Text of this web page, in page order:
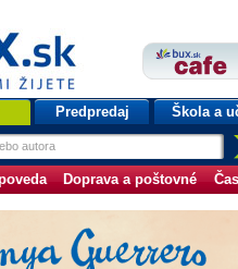
Predpredaj Škola a
Doprava a poštovné